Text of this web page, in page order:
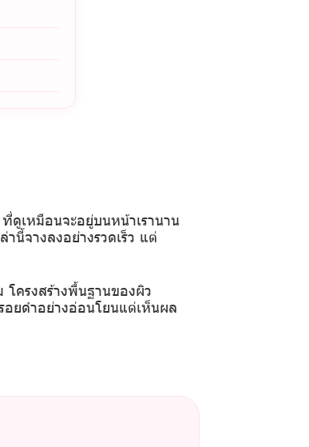
ดูเหมือนจะอยู่บนหน้าเรานาน
นี้จางลงอย่างรวดเร็ว แต่
โครงสร้างพื้นฐานของผิว
ยดำอย่างอ่อนโยนแต่เห็นผล